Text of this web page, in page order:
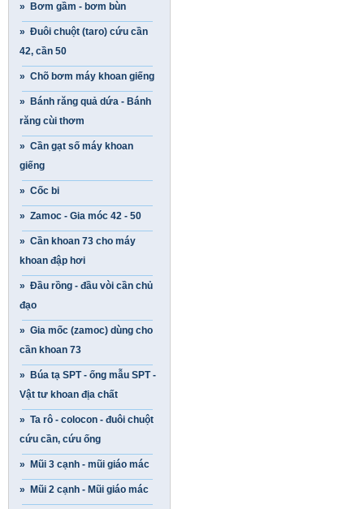
» Bơm gầm - bơm bùn
» Đuôi chuột (taro) cứu cần
42, cần 50
» Chõ bơm máy khoan giếng
» Bánh răng quả dứa - Bánh
răng cùi thơm
» Cần gạt số máy khoan
giếng
» Cốc bi
» Zamoc - Gia móc 42 - 50
» Cần khoan 73 cho máy
khoan đập hơi
» Đầu rồng - đầu vòi cần chủ
đạo
» Gia mốc (zamoc) dùng cho
cần khoan 73
» Búa tạ SPT - ống mẫu SPT -
Vật tư khoan địa chất
» Ta rô - colocon - đuôi chuột
cứu cần, cứu ống
» Mũi 3 cạnh - mũi giáo mác
» Mũi 2 cạnh - Mũi giáo mác